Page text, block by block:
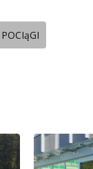
POCIąGI